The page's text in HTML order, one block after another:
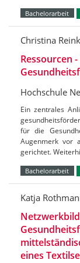
Bachelorarbeit
Christina
Ressourcen
Hochschule
Ein zentrales
für die
Augenmerk vor
gerichtet.
Bachelorarbeit
Katja
eines